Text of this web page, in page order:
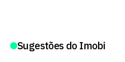
Sugestões do Imobi